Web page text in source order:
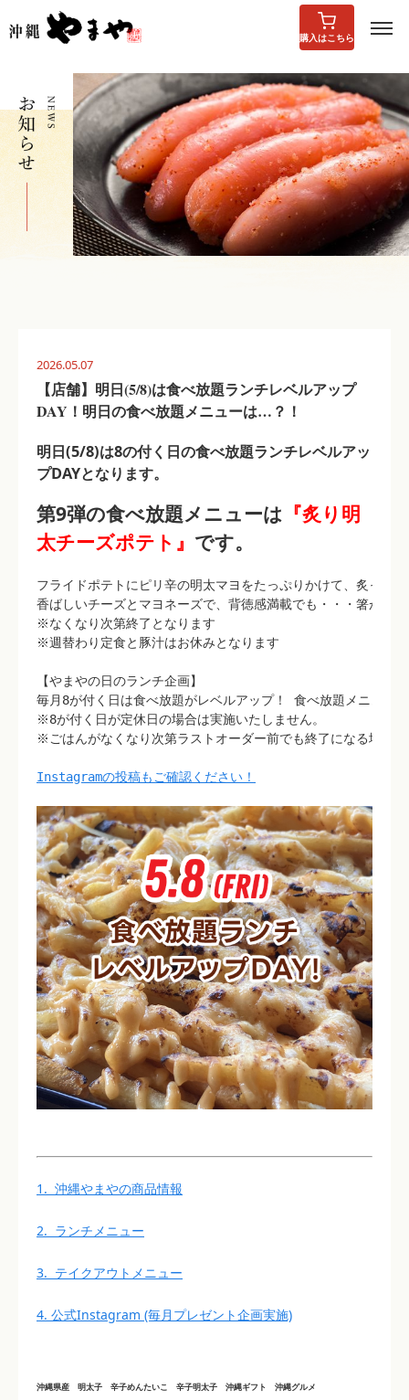
購入はこちら
2026.05.07
【店舗】明日(5/8)は食べ放題ランチレベルアップ
DAY！明日の食べ放題メニューは…？！
明日(5/8)は8の付く日の食べ放題ランチレベルアッ
プDAYとなります。
第9弾の食べ放題メニューは 『炙り明
太チーズポテト』 です。
フライドポテトにピリ辛の明太マヨをたっぷりかけて、炙って
香ばしいチーズとマヨネーズで、背徳感満載でも・・・箸がと
※なくなり次第終了となります
※週替わり定食と豚汁はお休みとなります
【やまやの日のランチ企画】
毎月8が付く日は食べ放題がレベルアップ！ 食べ放題メニュー
※8が付く日が定休日の場合は実施いたしません。
※ごはんがなくなり次第ラストオーダー前でも終了になる場合
Instagramの投稿もご確認ください！
1. 沖縄やまやの商品情報
2. ランチメニュー
3. テイクアウトメニュー
4. 公式Instagram (毎月プレゼント企画実施)
沖縄県産 明太子 辛子めんたいこ 辛子明太子 沖縄ギフト 沖縄グルメ